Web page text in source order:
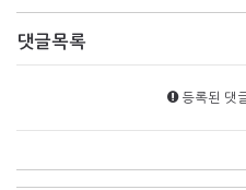
댓글목록
등록된 댓